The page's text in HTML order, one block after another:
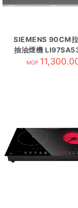
SIEMENS 90CM
抽油煙機
需訂貨
MOP